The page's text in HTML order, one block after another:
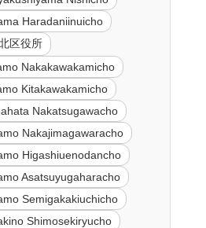
Haradaniinuicho
区役所
Nakakawakamicho
Kitakawakamicho
Nakatsugawacho
Nakajimagawaracho
Higashiuenodancho
Asatsuyugaharacho
Semigakakiuchicho
Shimosekiryucho